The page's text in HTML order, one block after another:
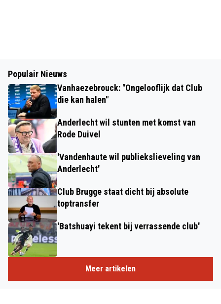
Populair Nieuws
Vanhaezebrouck: "Ongelooflijk dat Club
die kan halen"
Anderlecht wil stunten met komst van
Rode Duivel
'Vandenhaute wil publiekslieveling van
Anderlecht'
Club Brugge staat dicht bij absolute
toptransfer
'Batshuayi tekent bij verrassende club'
Meer artikelen